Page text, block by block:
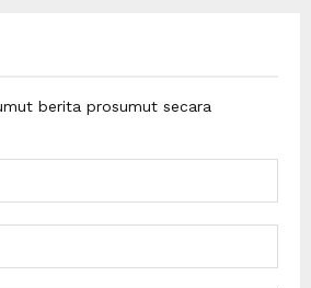
berita prosumut secara